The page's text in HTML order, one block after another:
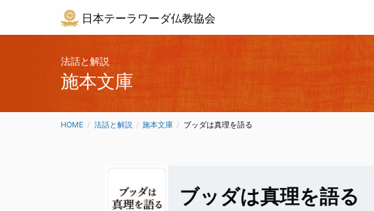
日本テーラワーダ仏教協会
法話と解説
施本文庫
HOME 法話と解説 施本文庫 CURRENT:
ブッダは真理を語る
ブッダは真理を語る